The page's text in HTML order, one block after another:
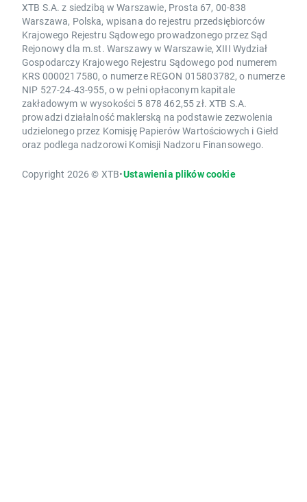
XTB S.A. z siedzibą w Warszawie, Prosta 67, 00-838
Warszawa, Polska, wpisana do rejestru przedsiębiorców
Krajowego Rejestru Sądowego prowadzonego przez Sąd
Rejonowy dla m.st. Warszawy w Warszawie, XIII Wydział
Gospodarczy Krajowego Rejestru Sądowego pod numerem
KRS 0000217580, o numerze REGON 015803782, o numerze
NIP 527-24-43-955, o w pełni opłaconym kapitale
zakładowym w wysokości 5 878 462,55 zł. XTB S.A.
prowadzi działalność maklerską na podstawie zezwolenia
udzielonego przez Komisję Papierów Wartościowych i Giełd
oraz podlega nadzorowi Komisji Nadzoru Finansowego.
Copyright 2026 © XTB•Ustawienia plików cookie